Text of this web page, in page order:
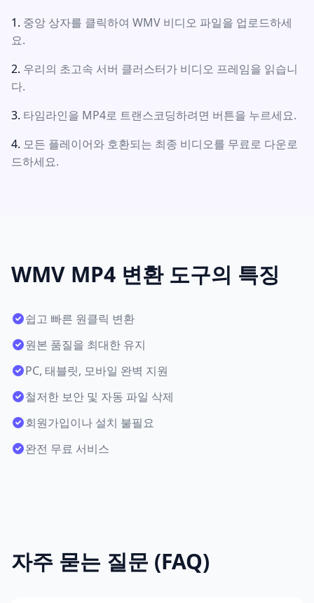
중앙 상자를 클릭하여 WMV 비디오 파일을 업로드하세
요.
우리의 초고속 서버 클러스터가 비디오 프레임을 읽습니
다.
타임라인을 MP4로 트랜스코딩하려면 버튼을 누르세요.
모든 플레이어와 호환되는 최종 비디오를 무료로 다운로
드하세요.
WMV MP4 변환 도구의 특징
쉽고 빠른 원클릭 변환
원본 품질을 최대한 유지
PC, 태블릿, 모바일 완벽 지원
철저한 보안 및 자동 파일 삭제
회원가입이나 설치 불필요
완전 무료 서비스
자주 묻는 질문 (FAQ)